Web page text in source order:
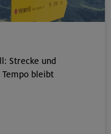
Berge)
Strecke und
bleibt